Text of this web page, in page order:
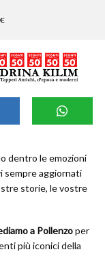
dentro le emozioni
sempre aggiornati
storie, le vostre
a Pollenzoper
più iconici della